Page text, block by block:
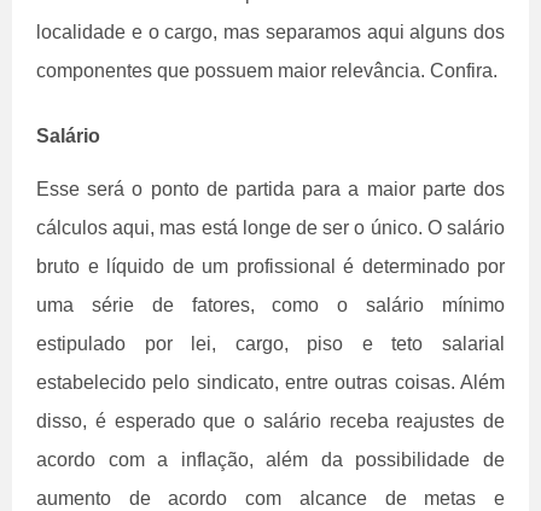
localidade e o cargo, mas separamos aqui alguns dos
componentes que possuem maior relevância. Confira.
Salário
Esse será o ponto de partida para a maior parte dos
cálculos aqui, mas está longe de ser o único. O salário
bruto e líquido de um profissional é determinado por
uma série de fatores, como o salário mínimo
estipulado por lei, cargo, piso e teto salarial
estabelecido pelo sindicato, entre outras coisas. Além
disso, é esperado que o salário receba reajustes de
acordo com a inflação, além da possibilidade de
aumento de acordo com alcance de metas e